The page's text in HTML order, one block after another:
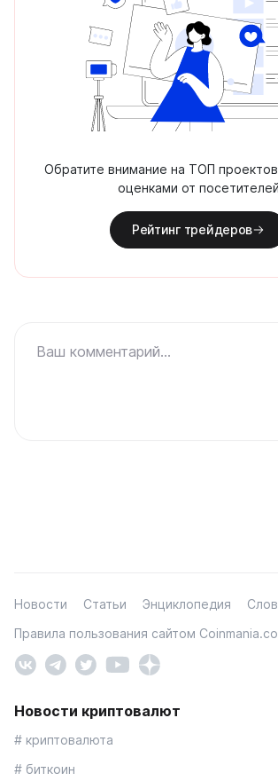
Обратите внимание на ТОП
оценками от посетителей
Рейтинг трейдеров
Ваш комментарий...
Новости Статьи Энциклопедия
Правила пользования сайтом
Новости криптовалют
# криптовалюта
# биткоин